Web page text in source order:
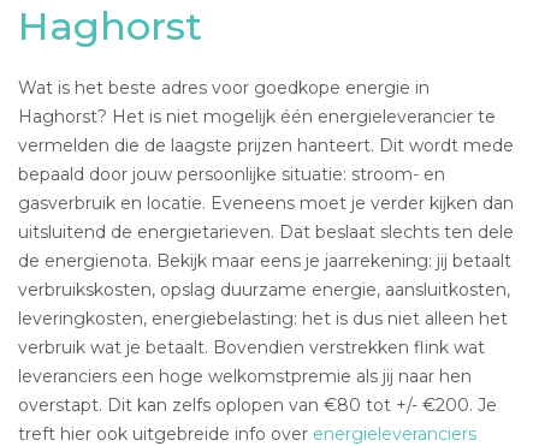
Haghorst
Wat is het beste adres voor goedkope energie in
Haghorst? Het is niet mogelijk één energieleverancier te
vermelden die de laagste prijzen hanteert. Dit wordt mede
bepaald door jouw persoonlijke situatie: stroom- en
gasverbruik en locatie. Eveneens moet je verder kijken dan
uitsluitend de energietarieven. Dat beslaat slechts ten dele
de energienota. Bekijk maar eens je jaarrekening: jij betaalt
verbruikskosten, opslag duurzame energie, aansluitkosten,
leveringkosten, energiebelasting: het is dus niet alleen het
verbruik wat je betaalt. Bovendien verstrekken flink wat
leveranciers een hoge welkomstpremie als jij naar hen
overstapt. Dit kan zelfs oplopen van €80 tot +/- €200. Je
treft hier ook uitgebreide info over energieleveranciers